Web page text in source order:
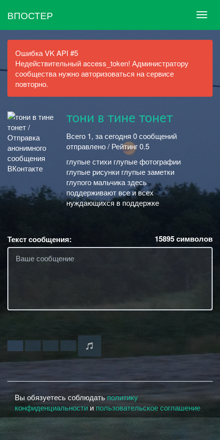
ВПОСТЕР
Ошибка VK API #5
Недействительный access_token! Администратору
сообщества нужно авторизоваться на сервисе
повторно.
тони в тине тонет
Всего 1, за сегодня 0 сообщений
отправлено / Рейтинг 0.5
глупые стихи глупые фотографии
глупые рисунки глупые заметки
глупого мальчика здесь
поддерживают все и всех
нуждающихся в поддержке
Текст сообщения: 15895символов
Вы обязуетесь соблюдать политику
конфиденциальности и пользовательское соглашение